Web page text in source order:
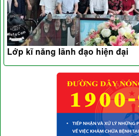
Lớp kĩ năng lãnh đạo hiện đại